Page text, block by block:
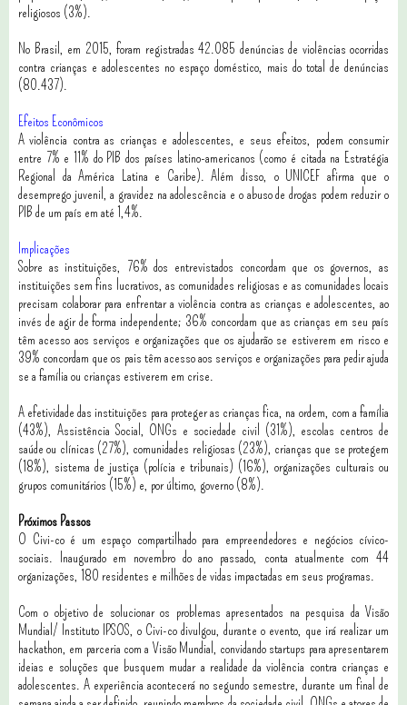
religiosos (3%).
No Brasil, em 2015, foram registradas 42.085 denúncias de violências ocorridas
contra crianças e adolescentes no espaço doméstico, mais do total de denúncias
(80.437).
Efeitos Econômicos
A violência contra as crianças e adolescentes, e seus efeitos, podem consumir
entre 7% e 11% do PIB dos países latino-americanos (como é citada na Estratégia
Regional da América Latina e Caribe). Além disso, o UNICEF afirma que o
desemprego juvenil, a gravidez na adolescência e o abuso de drogas podem reduzir o
PIB de um país em até 1,4%.
Implicações
Sobre as instituições, 76% dos entrevistados concordam que os governos, as
instituições sem fins lucrativos, as comunidades religiosas e as comunidades locais
precisam colaborar para enfrentar a violência contra as crianças e adolescentes, ao
invés de agir de forma independente; 36% concordam que as crianças em seu país
têm acesso aos serviços e organizações que os ajudarão se estiverem em risco e
39% concordam que os pais têm acesso aos serviços e organizações para pedir ajuda
se a família ou crianças estiverem em crise.
A efetividade das instituições para proteger as crianças fica, na ordem, com a família
(43%), Assistência Social, ONGs e sociedade civil (31%), escolas centros de
saúde ou clínicas (27%), comunidades religiosas (23%), crianças que se protegem
(18%), sistema de justiça (polícia e tribunais) (16%), organizações culturais ou
grupos comunitários (15%) e, por último, governo (8%).
Próximos Passos
O Civi-co é um espaço compartilhado para empreendedores e negócios cívico-
sociais. Inaugurado em novembro do ano passado, conta atualmente com 44
organizações, 180 residentes e milhões de vidas impactadas em seus programas.
Com o objetivo de solucionar os problemas apresentados na pesquisa da Visão
Mundial/ Instituto IPSOS, o Civi-co divulgou, durante o evento, que irá realizar um
hackathon, em parceria com a Visão Mundial, convidando startups para apresentarem
ideias e soluções que busquem mudar a realidade da violência contra crianças e
adolescentes. A experiência acontecerá no segundo semestre, durante um final de